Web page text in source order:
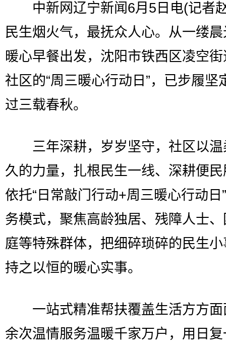
中新网辽宁新闻6月5日电(记者
民生烟火气，最抚众人心。从一缕
暖心早餐出发，沈阳市铁西区凌空
社区的“周三暖心行动日”，已步履坚
过三载春秋。
三年深耕，岁岁坚守，社区以温
久的力量，扎根民生一线、深耕便
依托“日常敲门行动+周三暖心行动日
务模式，聚焦高龄独居、残障人士
庭等特殊群体，把细碎琐碎的民生
持之以恒的暖心实事。
一站式精准帮扶覆盖生活方方面
余次温情服务温暖千家万户，用日